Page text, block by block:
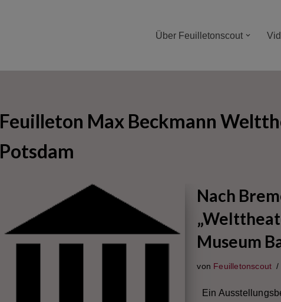
Über Feuilletonscout
Feuilleton Max Beckmann
Potsdam
Nach
Museum
von Feuilletonscout
Ein